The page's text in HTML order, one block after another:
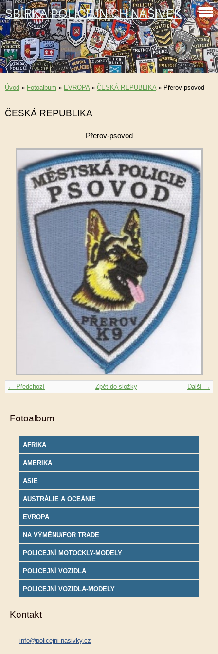
SBÍRKA POLICEJNÍCH NÁŠIVEK
Úvod » Fotoalbum » EVROPA» ČESKÁ REPUBLIKA» Přerov-psovod
ČESKÁ REPUBLIKA
Přerov-psovod
← Předchozí Další →
Zpět do složky
Fotoalbum
AFRIKA
AMERIKA
ASIE
AUSTRÁLIE A OCEÁNIE
EVROPA
NA VÝMĚNU/FOR TRADE
POLICEJNÍ MOTOCKLY-MODELY
POLICEJNÍ VOZIDLA
POLICEJNÍ VOZIDLA-MODELY
Kontakt
info@policejni-nasivky.cz